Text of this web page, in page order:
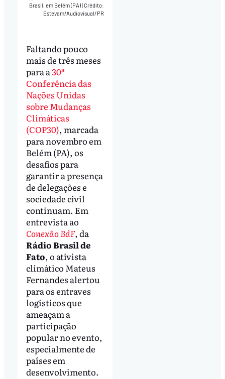
Brasil, em Belém (PA)|Crédito:
Estevam/Audiovisual/PR
Faltando pouco
mais de três meses
para a30ª
Conferência das
Nações Unidas
sobre Mudanças
Climáticas
(COP30), marcada
para novembro em
Belém (PA), os
desafios para
garantir a presença
de delegações e
sociedade civil
continuam. Em
entrevista ao
Conexão BdF, da
Rádio Brasil de
Fato, o ativista
climático Mateus
Fernandes alertou
para os entraves
logísticos que
ameaçam a
participação
popular no evento,
especialmente de
países em
desenvolvimento.